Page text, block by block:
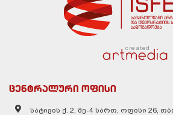
created
ცენტრალური ოფისი
სატივის ქ. 2, მე-4 სართ, ოფისი 26,